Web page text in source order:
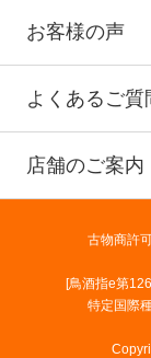
お客様の声
よくあるご質
店舗のご案内
古物商許
[鳥酒指e第
特定国際